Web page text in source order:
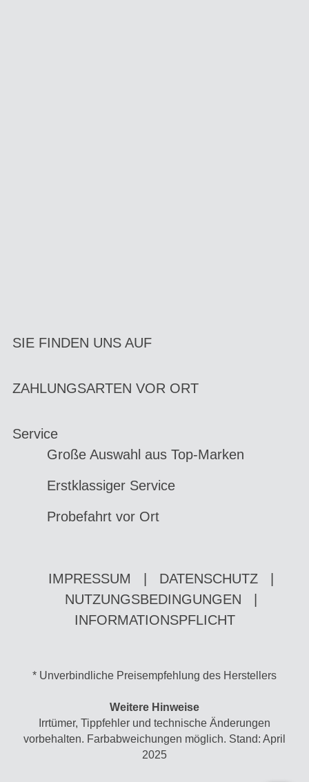
SIE FINDEN UNS AUF
ZAHLUNGSARTEN VOR ORT
Service
Große Auswahl aus Top-Marken
Erstklassiger Service
Probefahrt vor Ort
IMPRESSUM DATENSCHUTZ
NUTZUNGSBEDINGUNGEN
INFORMATIONSPFLICHT
* Unverbindliche Preisempfehlung des Herstellers
Weitere Hinweise
Irrtümer, Tippfehler und technische Änderungen
vorbehalten. Farbabweichungen möglich. Stand: April
2025